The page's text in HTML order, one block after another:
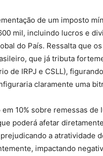
de um imposto
mil, incluindo lucros e
do País. Ressalta que
que já tributa
de IRPJ e CSLL),
claramente uma
10% sobre remessas
poderá afetar
a atratividade
impactando